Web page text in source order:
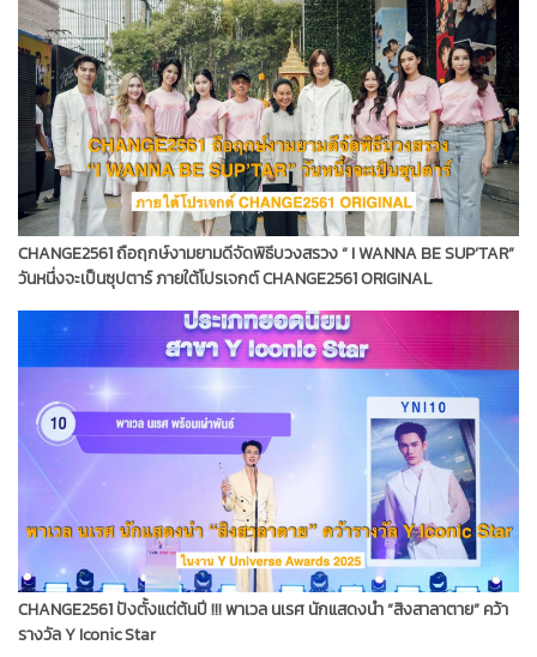
CHANGE2561 ถือฤกษ์งามยามดีจัดพิธีบวงสรวง “ I WANNA BE SUP’TAR”
วันหนึ่งจะเป็นซุปตาร์ ภายใต้โปรเจกต์ CHANGE2561 ORIGINAL
CHANGE2561 ปังตั้งแต่ต้นปี !!! พาเวล นเรศ นักแสดงนำ “สิงสาลาตาย” คว้า
รางวัล Y Iconic Star